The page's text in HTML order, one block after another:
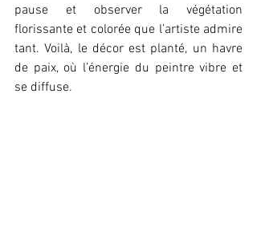
pause et observer la végétation
florissante et colorée que l’artiste admire
tant. Voilà, le décor est planté, un havre
de paix, où l’énergie du peintre vibre et
se diffuse.